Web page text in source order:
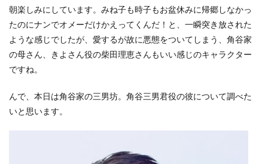
朝楽しみにしています。みね子も時子もお盆休みに帰郷しなかっ
たのにナンでオメーだけかえってくんだ！と、一瞬突き放された
ような感じでしたが、愛するが故に悪態をついてしまう、角谷家
の母さん、きよさん役の柴田理恵さんもいい感じのキャラクター
ですね。
んで、本日は角谷家の三男坊。角谷三男君役の彼について調べた
いと思います。